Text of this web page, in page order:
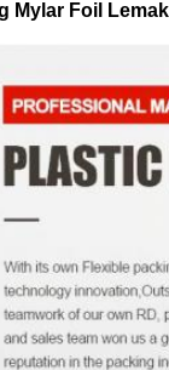
Mylar Foil